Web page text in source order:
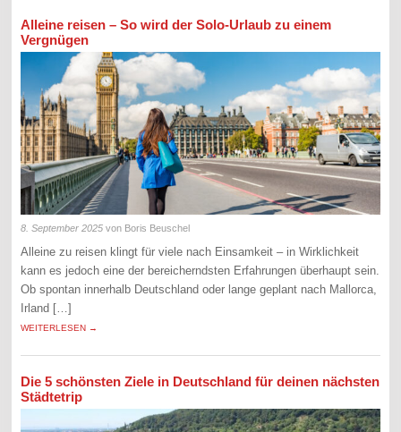
Alleine reisen – So wird der Solo-Urlaub zu einem
Vergnügen
8. September 2025 von Boris Beuschel
Alleine zu reisen klingt für viele nach Einsamkeit – in Wirklichkeit
kann es jedoch eine der bereicherndsten Erfahrungen überhaupt sein.
Ob spontan innerhalb Deutschland oder lange geplant nach Mallorca,
Irland […]
WEITERLESEN →
Die 5 schönsten Ziele in Deutschland für deinen nächsten
Städtetrip